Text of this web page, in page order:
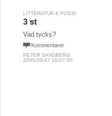
LITTERATUR & POESI
3 st
Vad tycks?
Kommentarer
PETER SANDBERG
2005-09-07 16:07:00